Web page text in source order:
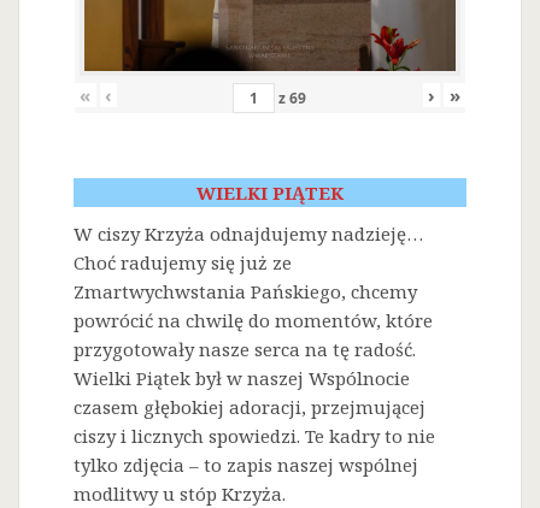
« ‹ z69 › »
WIELKI PIĄTEK
W ciszy Krzyża odnajdujemy nadzieję…
Choć radujemy się już ze
Zmartwychwstania Pańskiego, chcemy
powrócić na chwilę do momentów, które
przygotowały nasze serca na tę radość.
Wielki Piątek był w naszej Wspólnocie
czasem głębokiej adoracji, przejmującej
ciszy i licznych spowiedzi. Te kadry to nie
tylko zdjęcia – to zapis naszej wspólnej
modlitwy u stóp Krzyża.